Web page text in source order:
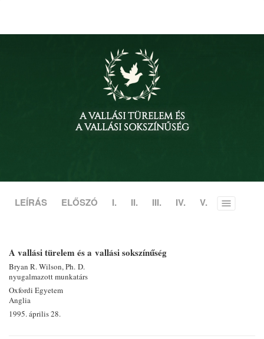
A VALLÁSI TÜRELEM ÉS
A VALLÁSI SOKSZÍNŰSÉG
LEÍRÁS ELŐSZÓ I. II. III. IV. V. Toggle
A vallási türelem és a vallási sokszínűség
Bryan R. Wilson, Ph. D.
nyugalmazott munkatárs
Oxfordi Egyetem
Anglia
1995. április 28.